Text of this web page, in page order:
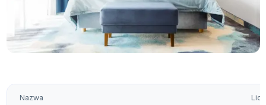
Nazwa